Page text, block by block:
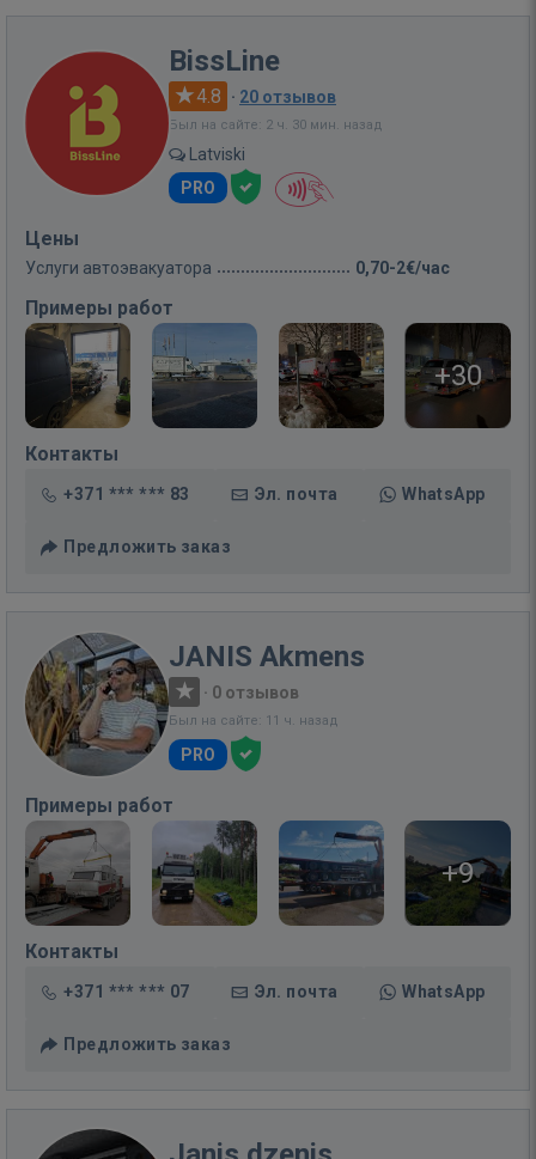
BissLine
4.8 · 20 отзывов
Был на сайте: 2 ч. 30 мин. назад
Latviski
PRO
Цены
Услуги автоэвакуатора 0,70-2€/час
Примеры работ
+30
Контакты
+371 *** *** 83 Эл. почта WhatsApp
Предложить заказ
JANIS Akmens
· 0 отзывов
Был на сайте: 11 ч. назад
PRO
Примеры работ
+9
Контакты
+371 *** *** 07 Эл. почта WhatsApp
Предложить заказ